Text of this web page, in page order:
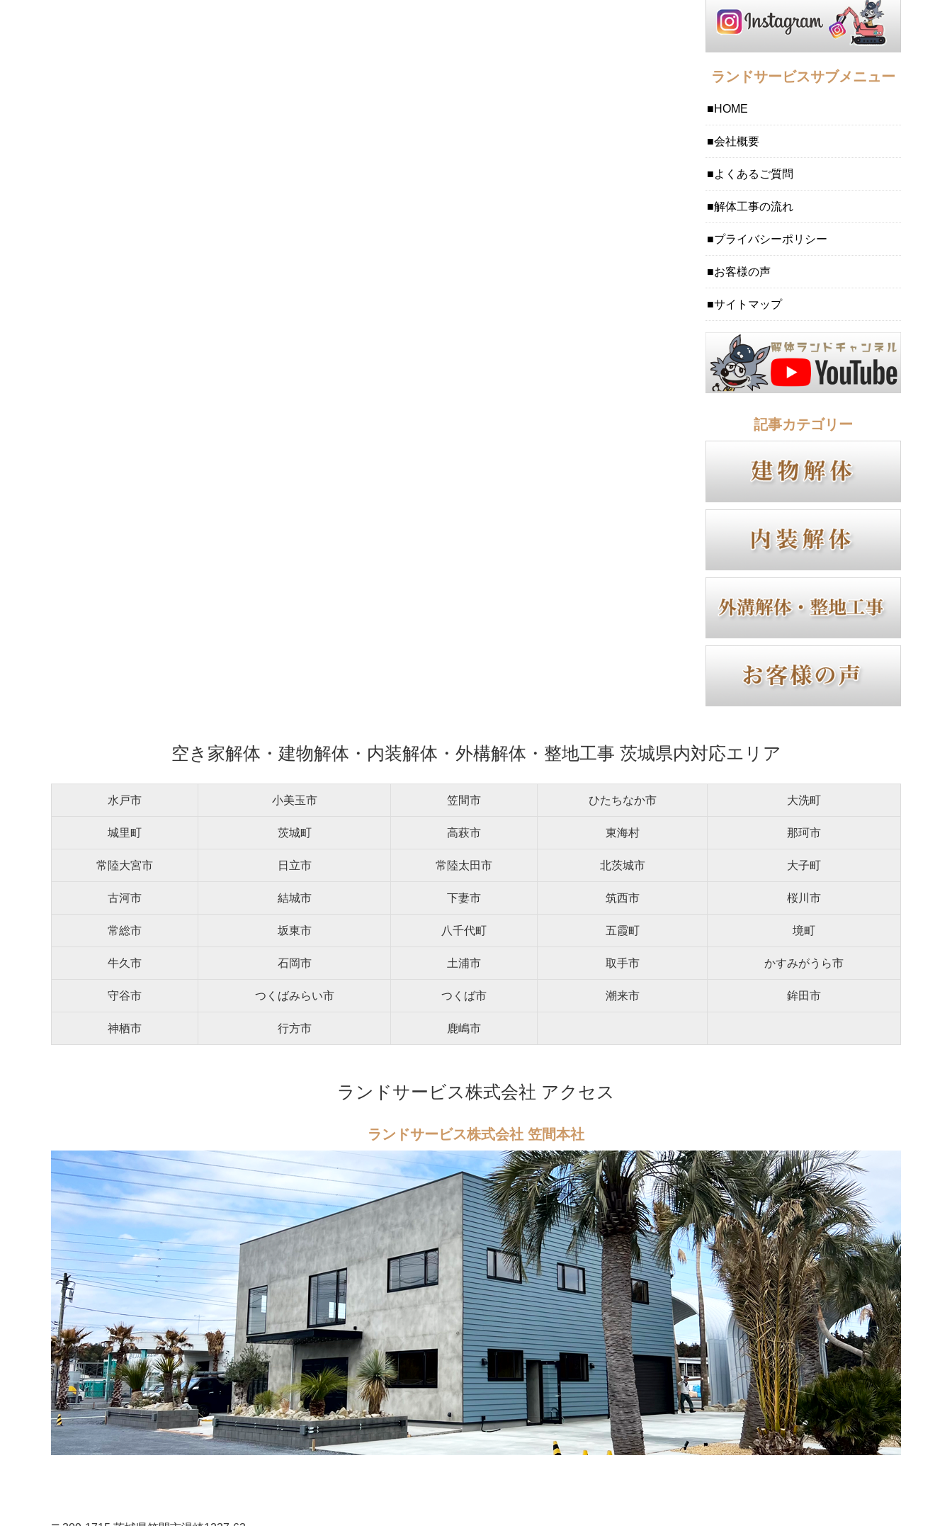
ランドサービスサブメニュー
HOME
会社概要
よくあるご質問
解体工事の流れ
プライバシーポリシー
お客様の声
サイトマップ
記事カテゴリー
空き家解体・建物解体・内装解体・外構解体・整地工事 茨城県内対応エリア
水戸市 小美玉市 笠間市 ひたちなか市 大洗町
城里町 茨城町 高萩市 東海村 那珂市
常陸大宮市 日立市 常陸太田市 北茨城市 大子町
古河市 結城市 下妻市 筑西市 桜川市
常総市 坂東市 八千代町 五霞町 境町
牛久市 石岡市 土浦市 取手市 かすみがうら市
守谷市 つくばみらい市 つくば市 潮来市 鉾田市
神栖市 行方市 鹿嶋市
ランドサービス株式会社 アクセス
ランドサービス株式会社 笠間本社